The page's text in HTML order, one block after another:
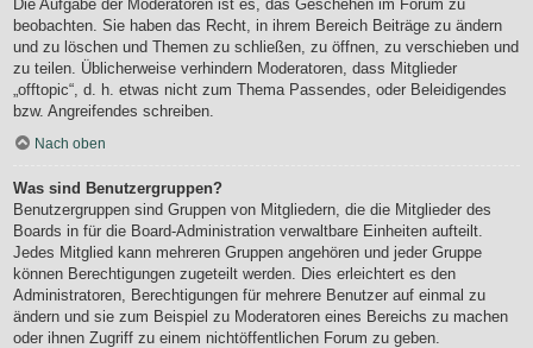
Die Aufgabe der Moderatoren ist es, das Geschehen im Forum zu
beobachten. Sie haben das Recht, in ihrem Bereich Beiträge zu ändern
und zu löschen und Themen zu schließen, zu öffnen, zu verschieben und
zu teilen. Üblicherweise verhindern Moderatoren, dass Mitglieder
„offtopic“, d. h. etwas nicht zum Thema Passendes, oder Beleidigendes
bzw. Angreifendes schreiben.
Nach oben
Was sind Benutzergruppen?
Benutzergruppen sind Gruppen von Mitgliedern, die die Mitglieder des
Boards in für die Board-Administration verwaltbare Einheiten aufteilt.
Jedes Mitglied kann mehreren Gruppen angehören und jeder Gruppe
können Berechtigungen zugeteilt werden. Dies erleichtert es den
Administratoren, Berechtigungen für mehrere Benutzer auf einmal zu
ändern und sie zum Beispiel zu Moderatoren eines Bereichs zu machen
oder ihnen Zugriff zu einem nichtöffentlichen Forum zu geben.